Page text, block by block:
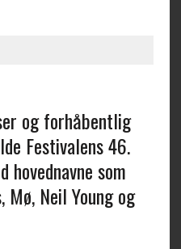
og forhåbentlig
Festivalens 46.
som
Mø, Neil Young og